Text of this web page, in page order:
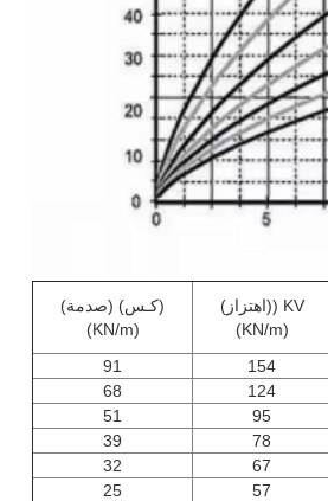
KV ((اهتزاز)
(KN/m)
(كـس) (صدمة)
(KN/m)
154
91
124
68
95
51
78
39
67
32
57
25